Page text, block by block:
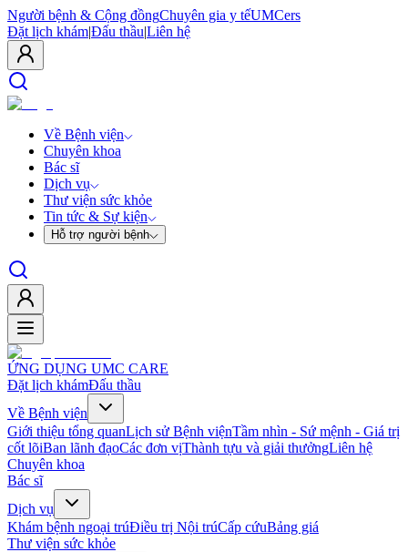
Người bệnh & Cộng đồngChuyên gia y tếUMCers
Đặt lịch khám|Đấu thầu|Liên hệ
Về Bệnh viện
Chuyên khoa
Bác sĩ
Dịch vụ
Thư viện sức khỏe
Tin tức & Sự kiện
Hỗ trợ người bệnh
ỨNG DỤNG UMC CARE
Đặt lịch khámĐấu thầu
Về Bệnh viện
Giới thiệu tổng quanLịch sử Bệnh việnTầm nhìn - Sứ mệnh - Giá trị
cốt lõiBan lãnh đạoCác đơn vịThành tựu và giải thưởngLiên hệ
Chuyên khoa
Bác sĩ
Dịch vụ
Khám bệnh ngoại trúĐiều trị Nội trúCấp cứuBảng giá
Thư viện sức khỏe